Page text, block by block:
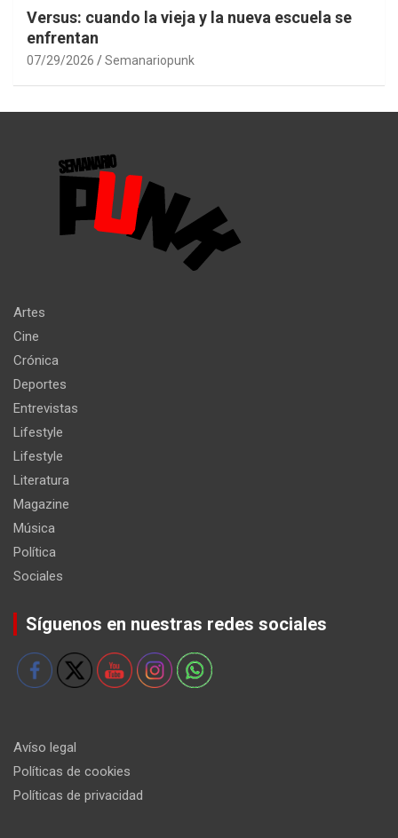
Versus: cuando la vieja y la nueva escuela se
enfrentan
07/29/2026 Semanariopunk
Artes
Cine
Crónica
Deportes
Entrevistas
Lifestyle
Lifestyle
Literatura
Magazine
Música
Política
Sociales
Síguenos en nuestras redes sociales
Avíso legal
Políticas de cookies
Políticas de privacidad